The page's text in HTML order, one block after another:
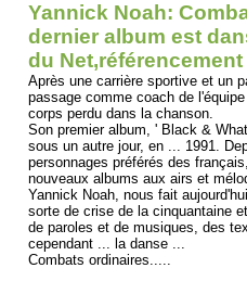
Yannick Noah:
dernier album est
du
Après une carrière sportive et un
passage comme coach de
corps perdu dans la chanson.
Son premier album, ' Black &
sous un autre jour, en ... 1991.
personnages préférés des
nouveaux albums aux airs et
Yannick Noah, nous fait
sorte de crise de la cinquantaine
de paroles et de musiques, des
cependant ... la danse ...
Combats ordinaires.....